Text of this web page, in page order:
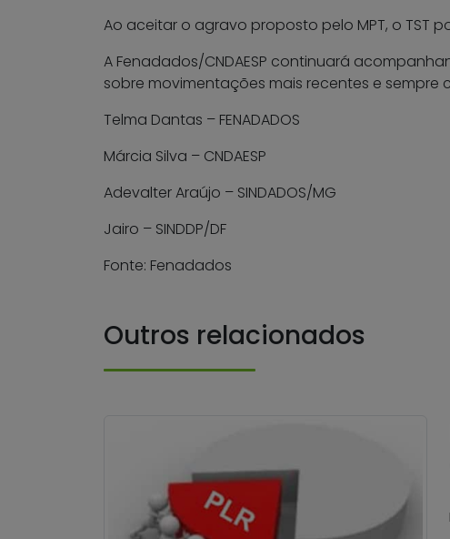
Ao aceitar o agravo proposto pelo MPT, o TST
A Fenadados/CNDAESP continuará
sobre movimentações mais recentes e
Telma Dantas – FENADADOS
Márcia Silva – CNDAESP
Adevalter Araújo – SINDADOS/MG
Jairo – SINDDP/DF
Fonte: Fenadados
Outros relacionados